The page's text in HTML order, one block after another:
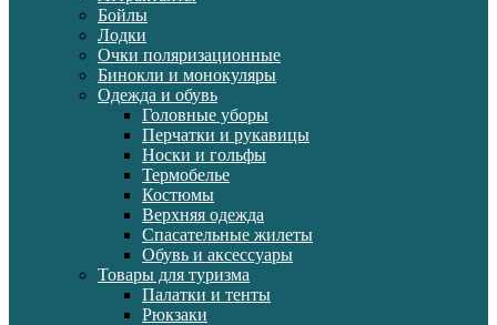
Бойлы
Лодки
Очки поляризационные
Бинокли и монокуляры
Одежда и обувь
Головные уборы
Перчатки и рукавицы
Носки и гольфы
Термобелье
Костюмы
Верхняя одежда
Спасательные жилеты
Обувь и аксессуары
Товары для туризма
Палатки и тенты
Рюкзаки